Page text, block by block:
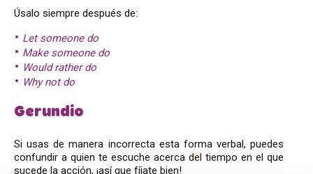
Úsalo siempre después de:
Let someone do
Make someone do
Would rather do
Why not do
Gerundio
Si usas de manera incorrecta esta forma verbal, puedes
confundir a quien te escuche acerca del tiempo en el que
sucede la acción, ¡así que fíjate bien!